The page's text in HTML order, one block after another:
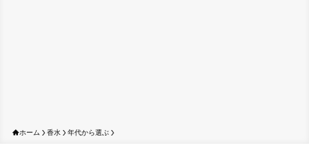
ホーム 香水 年代から選ぶ